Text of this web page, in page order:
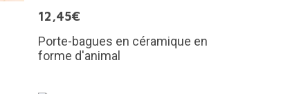
12,45€
Porte-bagues en céramique en
forme d'animal